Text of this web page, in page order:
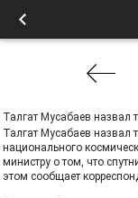
Талгат Мусабаев назвал
Талгат Мусабаев назвал
национального
министру о том, что
этом сообщает